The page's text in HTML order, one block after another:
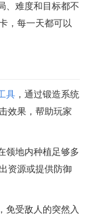
、难度和目标都不
，每一天都可以
具 ，通过锻造系统
效果，帮助玩家
领地内种植足够多
资源或提供防御
免受敌人的突然入